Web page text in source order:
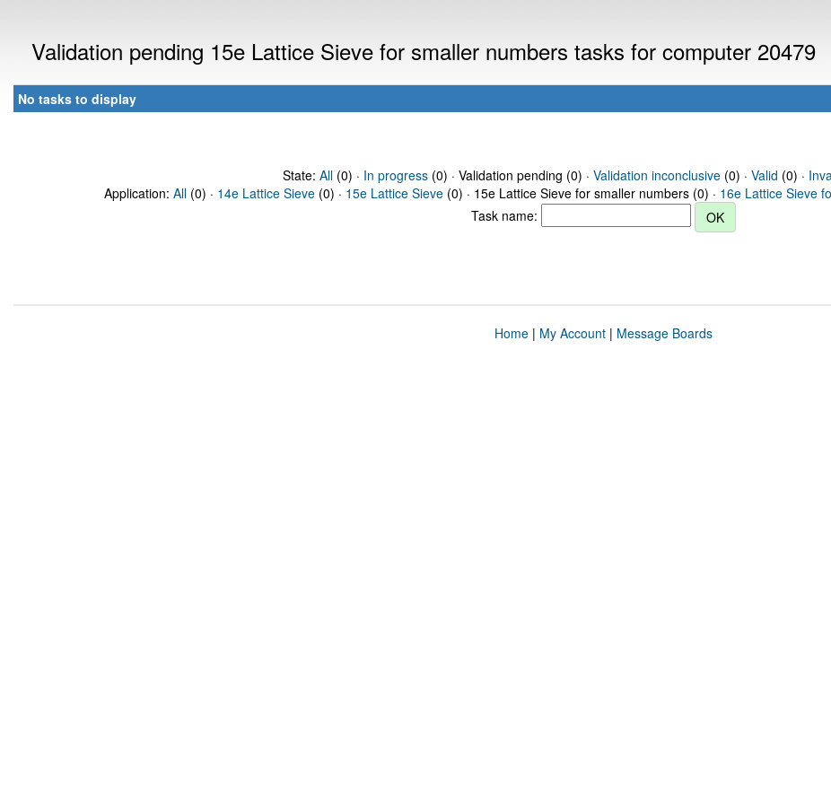
Validation pending 15e Lattice Sieve for smaller numbers tasks for computer 20479
No tasks to display
State: All(0) · In progress(0) · Validation pending (0) · Validation inconclusive(0) · Valid (0) ·
Application: All (0) · 14e Lattice Sieve (0) · 15e Lattice Sieve (0) · 15e Lattice Sieve for smaller numbers (0) · 16e Lattice Sieve
Task name:
Home| My Account| Message Boards